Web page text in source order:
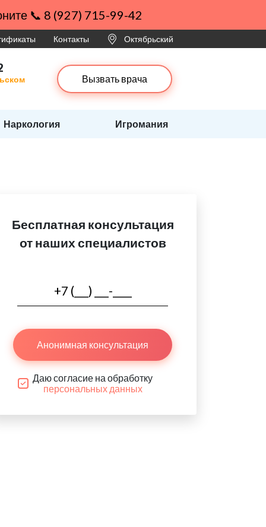
📞 8 (927) 715-99-42
Контакты Октябрьский
Вызвать врача
Наркология Игромания
Бесплатная консультация
от наших специалистов
Анонимная консультация
Даю согласие на обработку
персональных данных